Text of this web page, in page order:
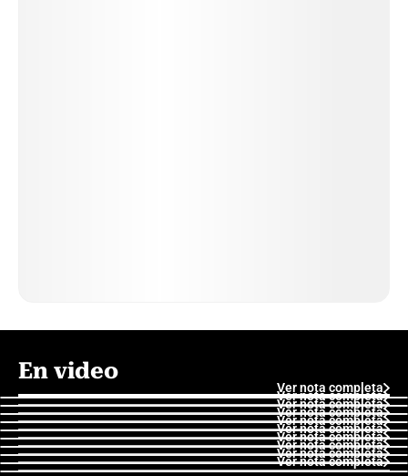
En video
Ver nota completa
Ver nota completa
Ver nota completa
Ver nota completa
Ver nota completa
Ver nota completa
Ver nota completa
Ver nota completa
Ver nota completa
Ver nota completa